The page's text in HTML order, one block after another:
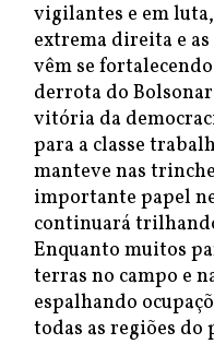
vigilantes e em
extrema direita e
vêm se
derrota do
vitória da
para a classe
manteve nas
importante papel
continuará
Enquanto muitos
terras no campo e
espalhando
todas as regiões do